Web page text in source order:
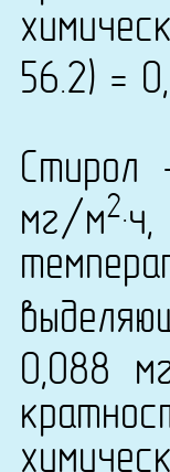
56.2) =
Стирол
мг/м2
0,088